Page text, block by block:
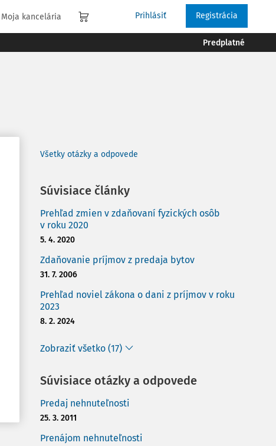
Moja kancelária Prihlásiť Registrácia
Predplatné
Všetky otázky a odpovede
Súvisiace články
Prehľad zmien v zdaňovaní fyzických osôb
v roku 2020
5. 4. 2020
Zdaňovanie príjmov z predaja bytov
31. 7. 2006
Prehľad noviel zákona o dani z príjmov v roku
2023
8. 2. 2024
Zobraziť všetko (17)
Súvisiace otázky a odpovede
Predaj nehnuteľnosti
25. 3. 2011
Prenájom nehnuteľnosti